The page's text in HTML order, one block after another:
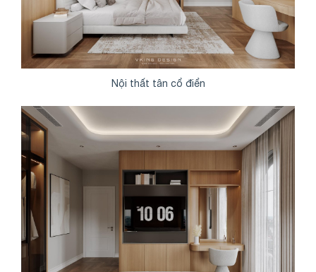
Nội thất tân cổ điển